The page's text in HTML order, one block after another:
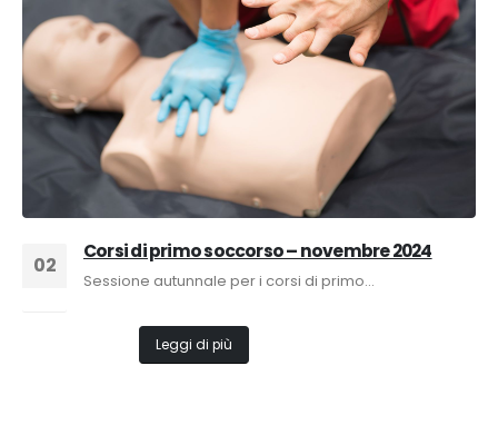
02
Corsi di primo soccorso – novembre 2024
Sessione autunnale per i corsi di primo...
Leggi di più